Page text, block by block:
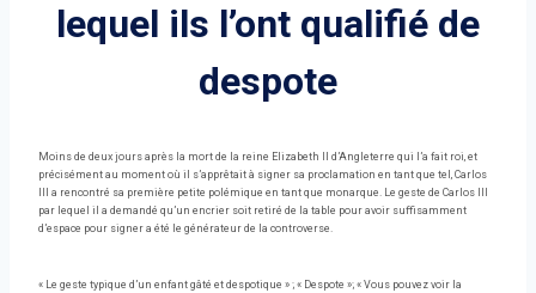
lequel ils l’ont qualifié de
despote
Moins de deux jours après la mort de la reine Elizabeth II d’Angleterre qui l’a fait roi, et
précisément au moment où il s’apprêtait à signer sa proclamation en tant que tel, Carlos
III a rencontré sa première petite polémique en tant que monarque. Le geste de Carlos III
par lequel il a demandé qu’un encrier soit retiré de la table pour avoir suffisamment
d’espace pour signer a été le générateur de la controverse.
« Le geste typique d’un enfant gâté et despotique » ; « Despote »; « Vous pouvez voir la